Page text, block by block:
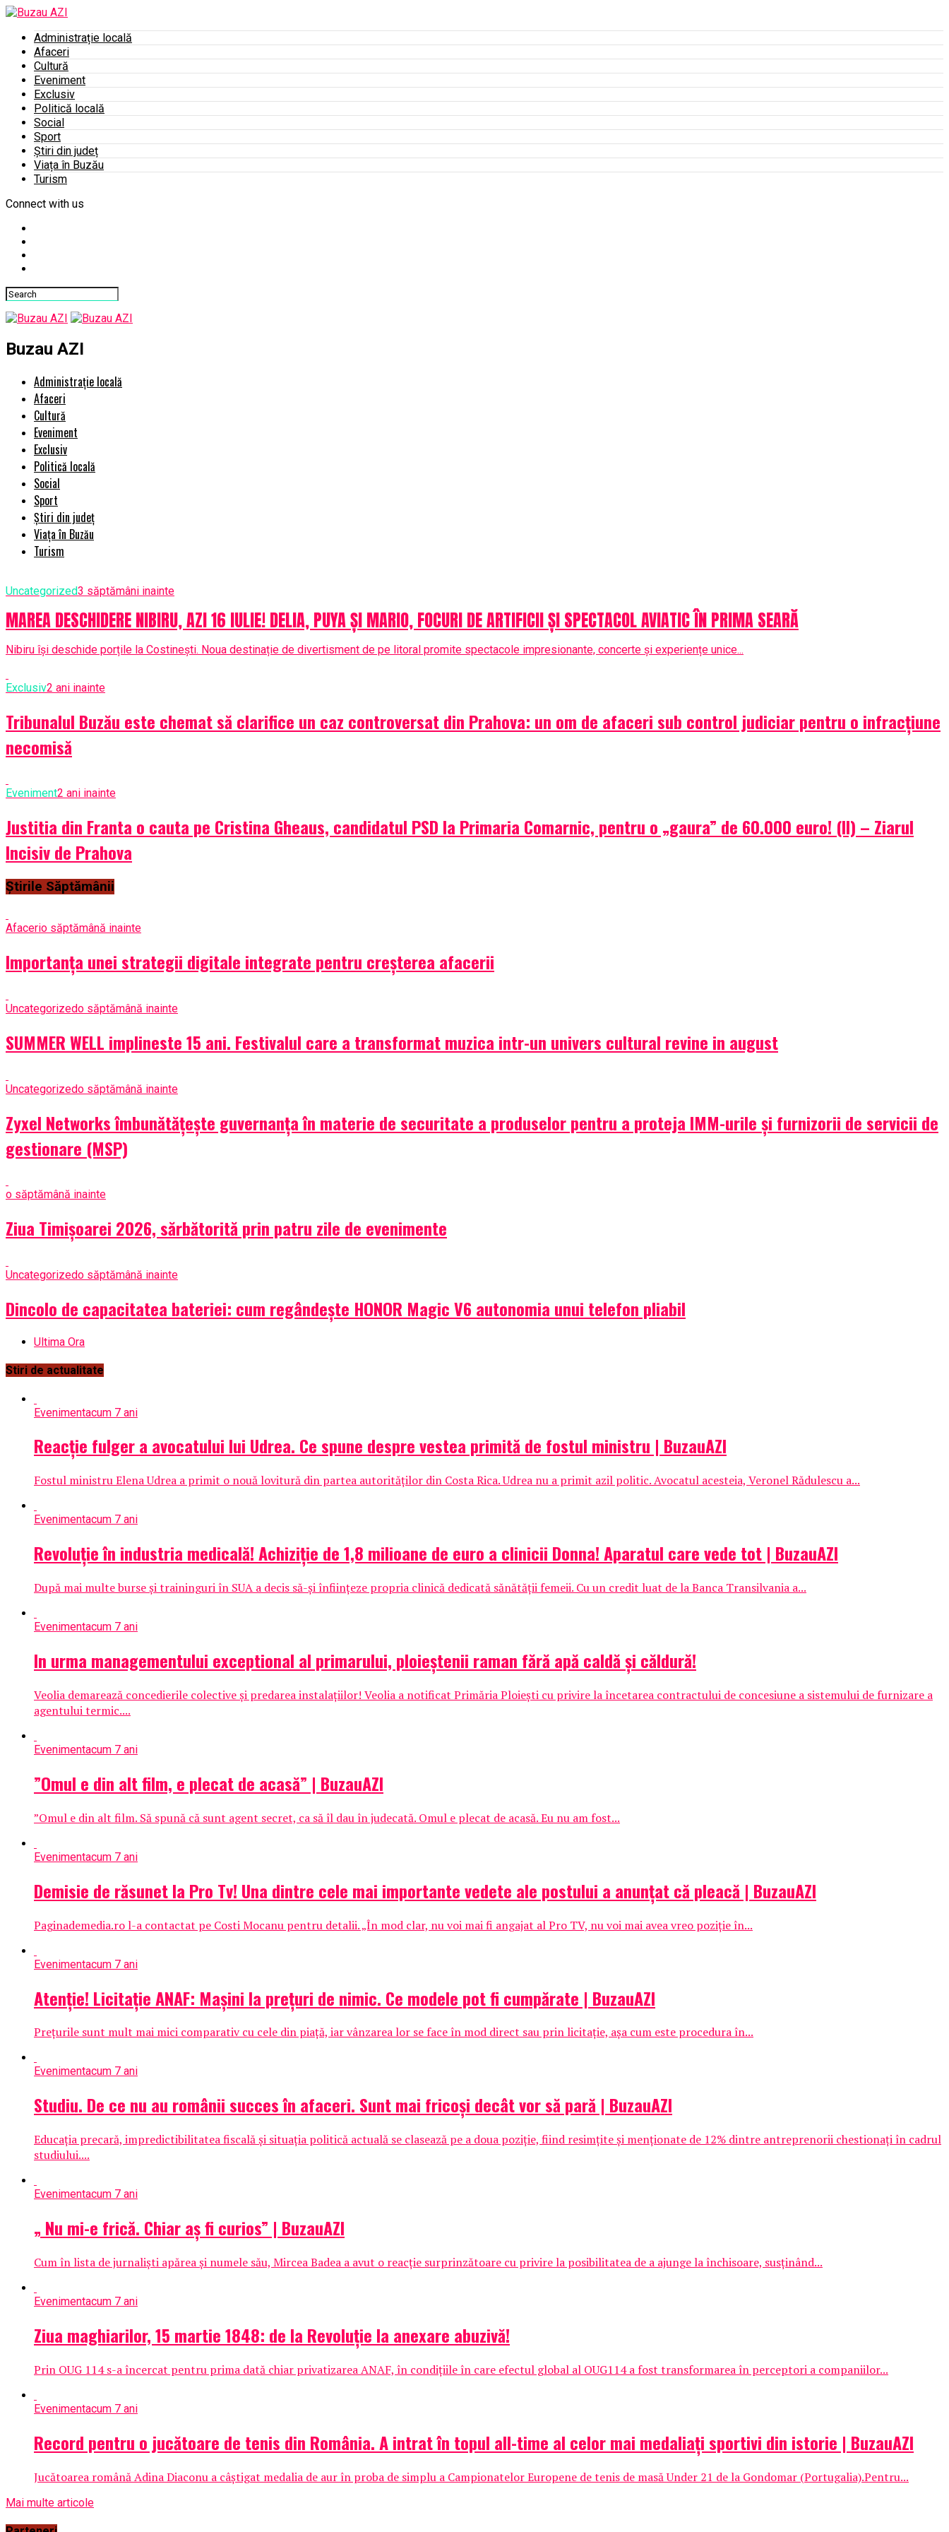
Administrație locală
Afaceri
Cultură
Eveniment
Exclusiv
Politică locală
Social
Sport
Știri din județ
Viața în Buzău
Turism
Connect with us
Buzau AZI
Administrație locală
Afaceri
Cultură
Eveniment
Exclusiv
Politică locală
Social
Sport
Știri din județ
Viața în Buzău
Turism
Uncategorized3 săptămâni inainte
MAREA DESCHIDERE NIBIRU, AZI 16 IULIE! DELIA, PUYA ȘI MARIO, FOCURI DE ARTIFICII ȘI SPECTACOL AVIATIC ÎN PRIMA SEARĂ
Nibiru își deschide porțile la Costinești. Noua destinație de divertisment de pe litoral promite spectacole impresionante, concerte și experiențe unice...
Exclusiv2 ani inainte
Tribunalul Buzău este chemat să clarifice un caz controversat din Prahova: un om de afaceri sub control judiciar pentru o infracțiune
necomisă
Eveniment2 ani inainte
Justitia din Franta o cauta pe Cristina Gheaus, candidatul PSD la Primaria Comarnic, pentru o „gaura” de 60.000 euro! (II) – Ziarul
Incisiv de Prahova
Știrile Săptămânii
Afacerio săptămână inainte
Importanța unei strategii digitale integrate pentru creșterea afacerii
Uncategorizedo săptămână inainte
SUMMER WELL implineste 15 ani. Festivalul care a transformat muzica intr-un univers cultural revine in august
Uncategorizedo săptămână inainte
Zyxel Networks îmbunătățește guvernanța în materie de securitate a produselor pentru a proteja IMM-urile și furnizorii de servicii de
gestionare (MSP)
o săptămână inainte
Ziua Timișoarei 2026, sărbătorită prin patru zile de evenimente
Uncategorizedo săptămână inainte
Dincolo de capacitatea bateriei: cum regândește HONOR Magic V6 autonomia unui telefon pliabil
Ultima Ora
Stiri de actualitate
Evenimentacum 7 ani
Reacție fulger a avocatului lui Udrea. Ce spune despre vestea primită de fostul ministru | BuzauAZI
Fostul ministru Elena Udrea a primit o nouă lovitură din partea autorităților din Costa Rica. Udrea nu a primit azil politic. Avocatul acesteia, Veronel Rădulescu a...
Evenimentacum 7 ani
Revoluție în industria medicală! Achiziție de 1,8 milioane de euro a clinicii Donna! Aparatul care vede tot | BuzauAZI
După mai multe burse și traininguri în SUA a decis să-și înființeze propria clinică dedicată sănătății femeii. Cu un credit luat de la Banca Transilvania a...
Evenimentacum 7 ani
In urma managementului exceptional al primarului, ploieştenii raman fără apă caldă şi căldură!
Veolia demarează concedierile colective şi predarea instalaţiilor! Veolia a notificat Primăria Ploieşti cu privire la încetarea contractului de concesiune a sistemului de furnizare a
agentului termic....
Evenimentacum 7 ani
”Omul e din alt film, e plecat de acasă” | BuzauAZI
”Omul e din alt film. Să spună că sunt agent secret, ca să îl dau în judecată. Omul e plecat de acasă. Eu nu am fost...
Evenimentacum 7 ani
Demisie de răsunet la Pro Tv! Una dintre cele mai importante vedete ale postului a anunțat că pleacă | BuzauAZI
Paginademedia.ro l-a contactat pe Costi Mocanu pentru detalii. „În mod clar, nu voi mai fi angajat al Pro TV, nu voi mai avea vreo poziție în...
Evenimentacum 7 ani
Atenție! Licitație ANAF: Mașini la prețuri de nimic. Ce modele pot fi cumpărate | BuzauAZI
Prețurile sunt mult mai mici comparativ cu cele din piață, iar vânzarea lor se face în mod direct sau prin licitație, așa cum este procedura în...
Evenimentacum 7 ani
Studiu. De ce nu au românii succes în afaceri. Sunt mai fricoși decât vor să pară | BuzauAZI
Educația precară, impredictibilitatea fiscală și situația politică actuală se clasează pe a doua poziție, fiind resimțite și menționate de 12% dintre antreprenorii chestionați în cadrul
studiului....
Evenimentacum 7 ani
„ Nu mi-e frică. Chiar aș fi curios” | BuzauAZI
Cum în lista de jurnaliști apărea și numele său, Mircea Badea a avut o reacție surprinzătoare cu privire la posibilitatea de a ajunge la închisoare, susținând...
Evenimentacum 7 ani
Ziua maghiarilor, 15 martie 1848: de la Revoluție la anexare abuzivă!
Prin OUG 114 s-a încercat pentru prima dată chiar privatizarea ANAF, în condițiile în care efectul global al OUG114 a fost transformarea în perceptori a companiilor...
Evenimentacum 7 ani
Record pentru o jucătoare de tenis din România. A intrat în topul all-time al celor mai medaliaţi sportivi din istorie | BuzauAZI
Jucătoarea română Adina Diaconu a câștigat medalia de aur în proba de simplu a Campionatelor Europene de tenis de masă Under 21 de la Gondomar (Portugalia).Pentru...
Mai multe articole